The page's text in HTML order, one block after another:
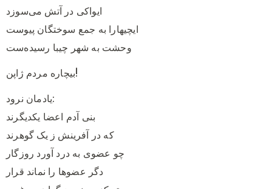
ایواکی در آتش می‌سوزد
ایچیهارا به جمع ‌سوختگان پیوست
وحشت به شهر چیبا رسیده‌ست
بیچاره مردم ژاپن!
یادمان نرود:
بنی‌ آدم اعضا یکدیگرند
که در آفرینش ز یک گوهرند
چو عضوی به درد آورد روزگار
دگر عضو‌ها را نماند قرار